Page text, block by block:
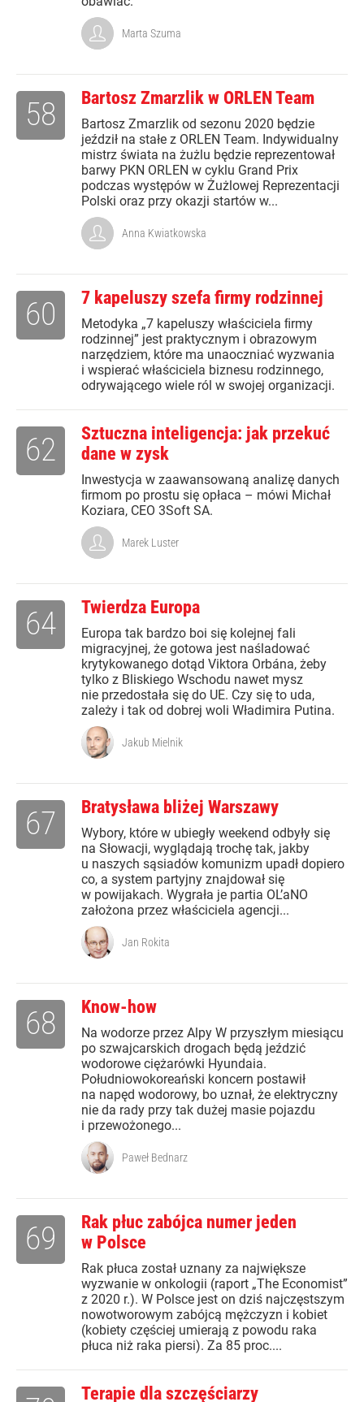
Marta Szuma
Bartosz Zmarzlik w ORLEN Team
Bartosz Zmarzlik od sezonu 2020 będzie
jeździł na stałe z ORLEN Team. Indywidualny
mistrz świata na żużlu będzie reprezentował
barwy PKN ORLEN w cyklu Grand Prix
podczas występów w Żużlowej Reprezentacji
Polski oraz przy okazji startów w...
58
Anna Kwiatkowska
7 kapeluszy szefa firmy rodzinnej
Metodyka „7 kapeluszy właściciela ﬁrmy
rodzinnej” jest praktycznym i obrazowym
narzędziem, które ma unaoczniać wyzwania
i wspierać właściciela biznesu rodzinnego,
odrywającego wiele ról w swojej organizacji.
60
Sztuczna inteligencja: jak przekuć
dane w zysk
Inwestycja w zaawansowaną analizę danych
ﬁrmom po prostu się opłaca – mówi Michał
Koziara, CEO 3Soft SA.
62
Marek Luster
Twierdza Europa
Europa tak bardzo boi się kolejnej fali
migracyjnej, że gotowa jest naśladować
krytykowanego dotąd Viktora Orbána, żeby
tylko z Bliskiego Wschodu nawet mysz
nie przedostała się do UE. Czy się to uda,
zależy i tak od dobrej woli Władimira Putina.
64
Jakub Mielnik
Bratysława bliżej Warszawy
Wybory, które w ubiegły weekend odbyły się
na Słowacji, wyglądają trochę tak, jakby
u naszych sąsiadów komunizm upadł dopiero
co, a system partyjny znajdował się
w powijakach. Wygrała je partia OL’aNO
założona przez właściciela agencji...
67
Jan Rokita
Know-how
Na wodorze przez Alpy W przyszłym miesiącu
po szwajcarskich drogach będą jeździć
wodorowe ciężarówki Hyundaia.
Południowokoreański koncern postawił
na napęd wodorowy, bo uznał, że elektryczny
nie da rady przy tak dużej masie pojazdu
i przewożonego...
68
Paweł Bednarz
Rak płuc zabójca numer jeden
w Polsce
Rak płuca został uznany za największe
wyzwanie w onkologii (raport „The Economist”
z 2020 r.). W Polsce jest on dziś najczęstszym
nowotworowym zabójcą mężczyzn i kobiet
(kobiety częściej umierają z powodu raka
płuca niż raka piersi). Za 85 proc....
69
Terapie dla szczęściarzy